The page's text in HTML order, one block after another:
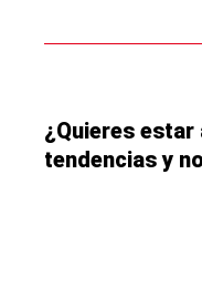
¿Quieres
tendencias y